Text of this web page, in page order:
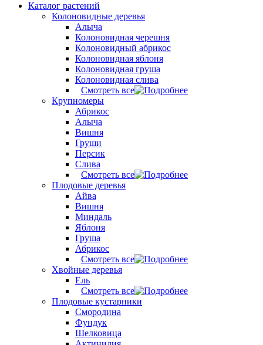
Каталог растений
Колоновидные деревья
Алыча
Колоновидная черешня
Колоновидный абрикос
Колоновидная яблоня
Колоновидная груша
Колоновидная слива
Смотреть все
Крупномеры
Абрикос
Алыча
Вишня
Груши
Персик
Слива
Смотреть все
Плодовые деревья
Айва
Вишня
Миндаль
Яблоня
Груша
Абрикос
Смотреть все
Хвойные деревья
Ель
Смотреть все
Плодовые кустарники
Смородина
Фундук
Шелковица